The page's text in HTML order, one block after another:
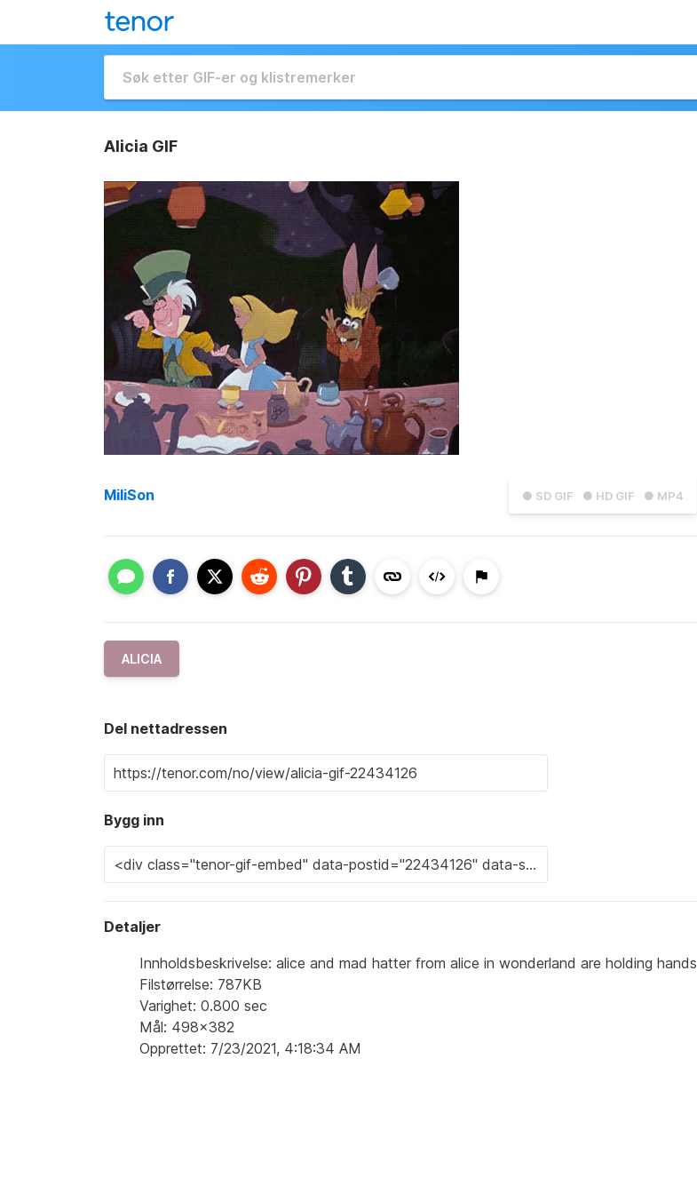
Alicia GIF
● SD GIF ● HD GIF ● MP4
MiliSon
ALICIA
Del nettadressen
Bygg inn
Detaljer
Innholdsbeskrivelse: alice and mad hatter from alice in wonderland are holding hands
Filstørrelse: 787KB
Varighet: 0.800 sec
Mål: 498x382
Opprettet: 7/23/2021, 4:18:34 AM